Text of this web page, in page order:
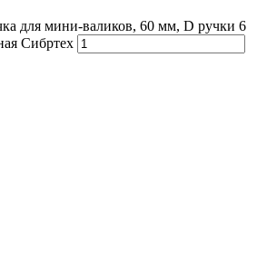
для мини-валиков, 60 мм, D ручки 6
Сибртех